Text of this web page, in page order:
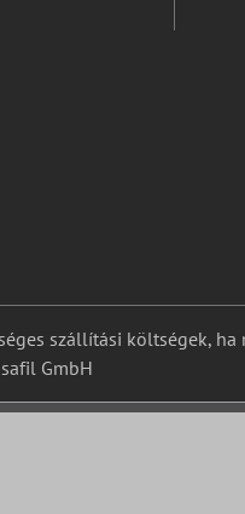
szállítási költségek, ha
GmbH